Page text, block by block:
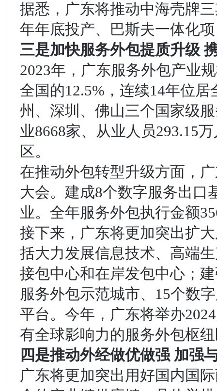
据悉，广东将推动中海壳牌
年年底投产、巴斯夫一体化
三是加快服务外包提质升级
2023年，广东服务外包产业
全国的12.5%，连续14年位
州、深圳、佛山三个国家级
业8668家、从业人员293.15
区。
在推动外包转型升级方面，
大会。建成8个数字服务出口
业。全年服务外包执行金额
接下来，广东将更加突出扩
括大力发展信息技术、高端
接包中心和在岸发包中心；
服务外包示范城市、15个数
平台。今年，广东将举办
有全球影响力的服务外包枢
四是推动外经做优做强 加强
广东将更加突出用好国内国